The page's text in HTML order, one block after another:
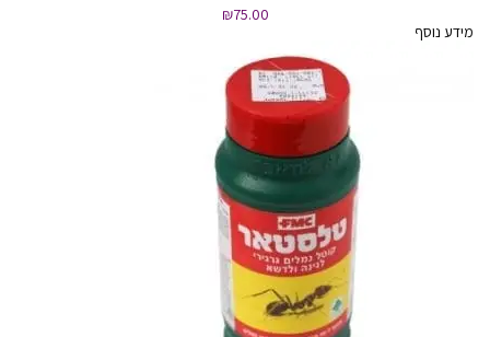
₪75.00
מידע נוסף